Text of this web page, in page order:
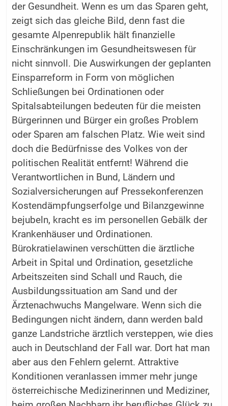
der Gesundheit. Wenn es um das Sparen geht,
zeigt sich das gleiche Bild, denn fast die
gesamte Alpenrepublik hält finanzielle
Einschränkungen im Gesundheitswesen für
nicht sinnvoll. Die Auswirkungen der geplanten
Einsparreform in Form von möglichen
Schließungen bei Ordinationen oder
Spitalsabteilungen bedeuten für die meisten
Bürgerinnen und Bürger ein großes Problem
oder Sparen am falschen Platz. Wie weit sind
doch die Bedürfnisse des Volkes von der
politischen Realität entfernt! Während die
Verantwortlichen in Bund, Ländern und
Sozialversicherungen auf Pressekonferenzen
Kostendämpfungserfolge und Bilanzgewinne
bejubeln, kracht es im personellen Gebälk der
Krankenhäuser und Ordinationen.
Bürokratielawinen verschütten die ärztliche
Arbeit in Spital und Ordination, gesetzliche
Arbeitszeiten sind Schall und Rauch, die
Ausbildungssituation am Sand und der
Ärztenachwuchs Mangelware. Wenn sich die
Bedingungen nicht ändern, dann werden bald
ganze Landstriche ärztlich versteppen, wie dies
auch in Deutschland der Fall war. Dort hat man
aber aus den Fehlern gelernt. Attraktive
Konditionen veranlassen immer mehr junge
österreichische Medizinerinnen und Mediziner,